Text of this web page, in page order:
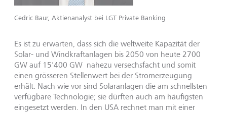
Cedric Baur, Aktienanalyst bei LGT Private Banking
Es ist zu erwarten, dass sich die weltweite Kapazität der
Solar- und Windkraftanlagen bis 2050 von heute 2700
GW auf 15'400 GW nahezu versechsfacht und somit
einen grösseren Stellenwert bei der Stromerzeugung
erhält. Nach wie vor sind Solaranlagen die am schnellsten
verfügbare Technologie; sie dürften auch am häufigsten
eingesetzt werden. In den USA rechnet man mit einer